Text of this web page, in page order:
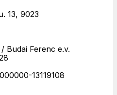
13, 9023
Budai Ferenc e.v.
13119108